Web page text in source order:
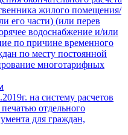
жилого помещения/
его части) (или перев
водоснабжение и/или
по причине временного
по месту постоянной
многотарифных
на систему расчетов
отдельного
для граждан,